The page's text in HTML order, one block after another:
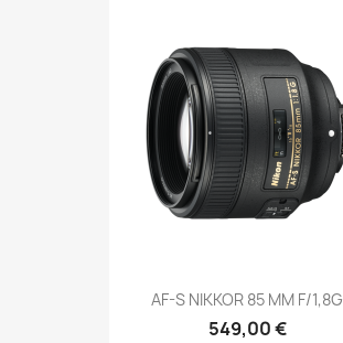
AF-S NIKKOR 85 MM F/1,8G
549,00 €